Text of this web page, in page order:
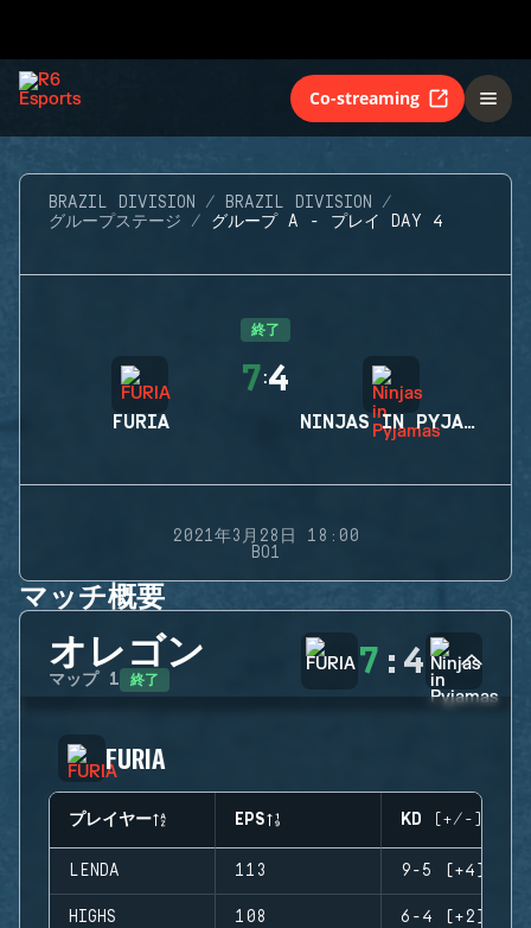
Co-streaming
BRAZIL DIVISION
BRAZIL DIVISION
グループステージ
グループ A - プレイ DAY 4
終了
FURIA
7:4
NINJAS IN PYJAMAS
2021年3月28日 18:00
BO1
マッチ概要
オレゴン
マップ 1 終了 7 : 4
FURIA
プレイヤー EPS KD (+/-)
LENDA 113 9-5 (+4)
HIGHS 108 6-4 (+2)